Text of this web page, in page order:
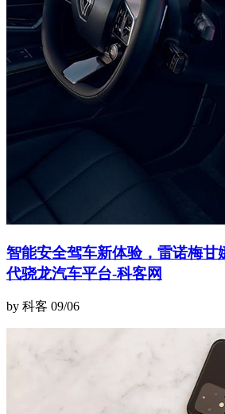
智能安全驾车新体验，雷诺梅甘
代骁龙汽车平台-科客网
by 科客 09/06